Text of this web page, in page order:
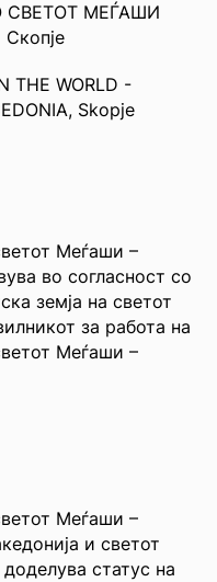
СВЕТОТ МЕЃАШИ
THE WORLD -
Skopje
Меѓаши –
во согласност со
земја на светот
за работа на
Меѓаши –
Меѓаши –
и светот
статус на